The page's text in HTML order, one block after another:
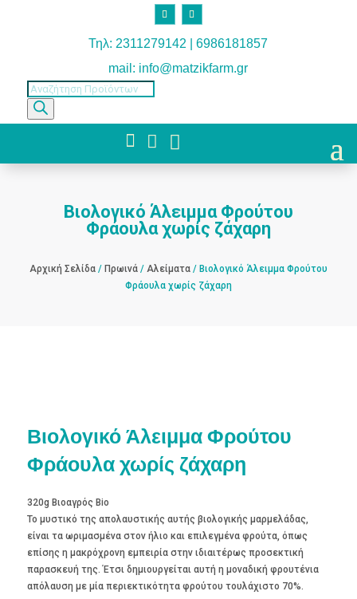
Τηλ: 2311279142 | 6986181857
mail: info@matzikfarm.gr
Products
search
  
Βιολογικό Άλειμμα Φρούτου
Φράουλα χωρίς ζάχαρη
Αρχική Σελίδα/ Πρωινά/ Αλείματα/ Βιολογικό Άλειμμα Φρούτου
Φράουλα χωρίς ζάχαρη
Βιολογικό Άλειμμα Φρούτου
Φράουλα χωρίς ζάχαρη
320g Βιοαγρός Bio
Το μυστικό της απολαυστικής αυτής βιολογικής μαρμελάδας,
είναι τα ωριμασμένα στον ήλιο και επιλεγμένα φρούτα, όπως
επίσης η μακρόχρονη εμπειρία στην ιδιαιτέρως προσεκτική
παρασκευή της. Έτσι δημιουργείται αυτή η μοναδική φρουτένια
απόλαυση με μία περιεκτικότητα φρούτου τουλάχιστο 70%.